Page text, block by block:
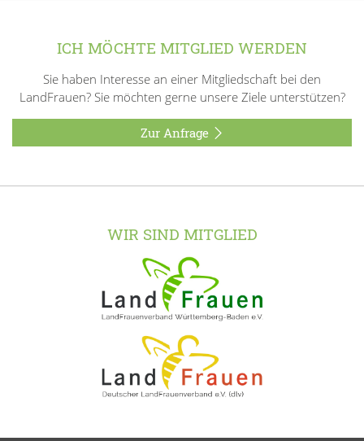
ICH MÖCHTE MITGLIED WERDEN
Sie haben Interesse an einer Mitgliedschaft bei den
LandFrauen? Sie möchten gerne unsere Ziele unterstützen?
Zur Anfrage
WIR SIND MITGLIED